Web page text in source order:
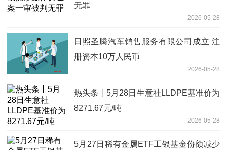
无罪
2026-05-28
日照圣腾汽车销售服务有限公司成立 注
册资本10万人民币
2026-05-28
热头条丨5月28日生意社LLDPE基准价为
8271.67元/吨
2026-05-28
5月27日稀有金属ETF工银基金份额减少